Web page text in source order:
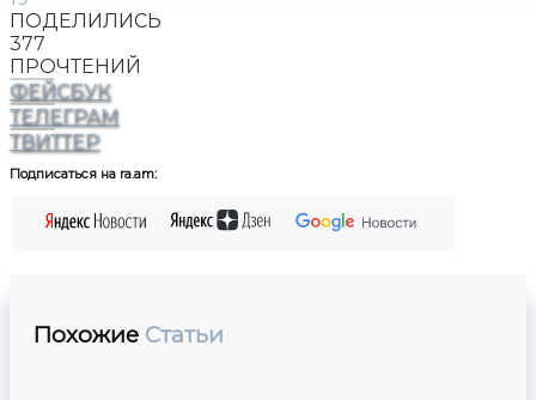
ПОДЕЛИЛИСЬ
377
ПРОЧТЕНИЙ
ФЕЙСБУК
ТЕЛЕГРАМ
ТВИТТЕР
Подписаться на ra.am:
Похожие Статьи